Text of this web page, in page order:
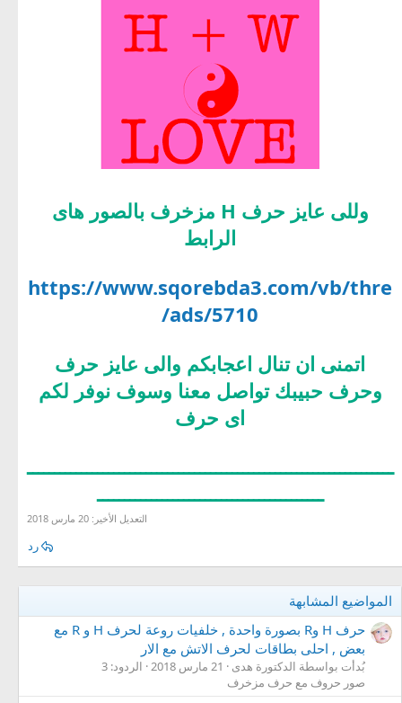
وللى عايز حرف H مزخرف بالصور هاى
الرابط
https://www.sqorebda3.com/vb/thre
ads/5710/
اتمنى ان تنال اعجابكم والى عايز حرف
وحرف حبيبك تواصل معنا وسوف نوفر لكم
اى حرف
ــــــــــــــــــــــــــــــــــــــــــــــــــــــــــــــــــــ
ــــــــــــــــــــــــــــــــــــــــــ
التعديل الأخير: 20 مارس 2018
رد
المواضيع المشابهة
حرف H وR بصورة واحدة , خلفيات روعة لحرف H و R مع
بعض , احلى بطاقات لحرف الاتش مع الار
بُدأت بواسطة الدكتورة هدى 21 مارس 2018
الردود: 3
صور حروف مع حرف مزخرف